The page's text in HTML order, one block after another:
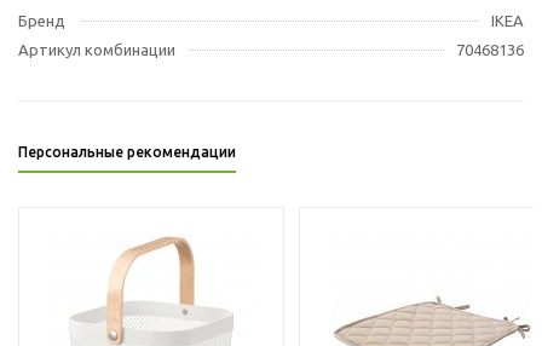
Бренд
IKEA
Артикул комбинации
70468136
Персональные рекомендации